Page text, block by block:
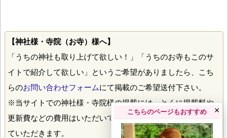
【神社様・寺院（お寺）様へ】
「うちの神社も取り上げて欲しい！」「うちのお寺もこのサ
イトで紹介して欲しい」というご希望がありましたら、こち
らのお問い合わせフォームにて掲載のご希望送付下さい。
※当サイトでの神社様・寺院様の掲載には、とくに掲載料や
更新費などの費用はいただいておりません。喜んで掲載させ
ていただきます。
こちらのページもおすすめ ×